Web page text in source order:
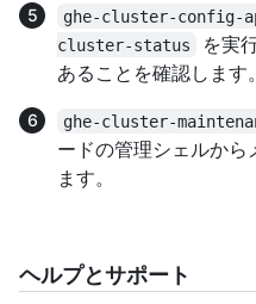
ghe-cluster-config-
cluster-status
を実
あることを確認します。
ghe-cluster-
ードの管理シェルから
ます。
ヘルプとサポート